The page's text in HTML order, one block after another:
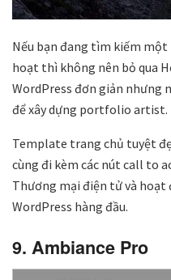
Nếu bạn đang tìm kiếm
hoạt thì không nên bỏ qua
WordPress đơn giản nhưng
để xây dựng portfolio artist.
Template trang chủ tuyệt
cùng đi kèm các nút call to
Thương mại điện tử và
WordPress hàng đầu.
9. Ambiance Pro